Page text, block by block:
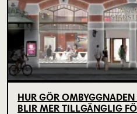
HUR GÖR
BLIR MER TILLGÄNGLIG